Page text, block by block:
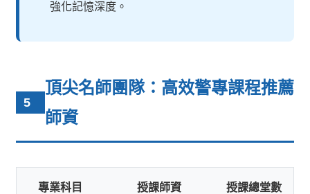
強化記憶深度。
5
頂尖名師團隊：高效警專課程推薦
師資
專業科目 授課師資 授課總堂數